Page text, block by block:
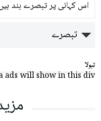
اس کہانی پر تبصرے بند
تبصرے
تبولا
ads will show in this div